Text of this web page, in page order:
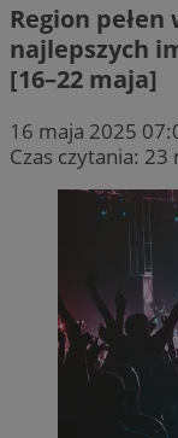
Region
najlepszych
[16–22 maja]
16 maja 2025
Czas czytania: 23